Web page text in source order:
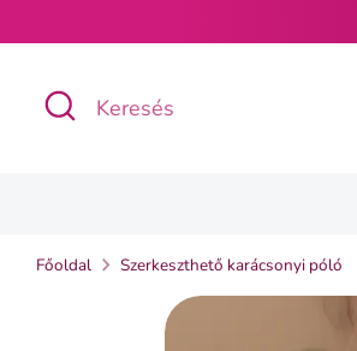
a
tartalomra
Keresés
Keresés
Főoldal Szerkeszthető karácsonyi póló